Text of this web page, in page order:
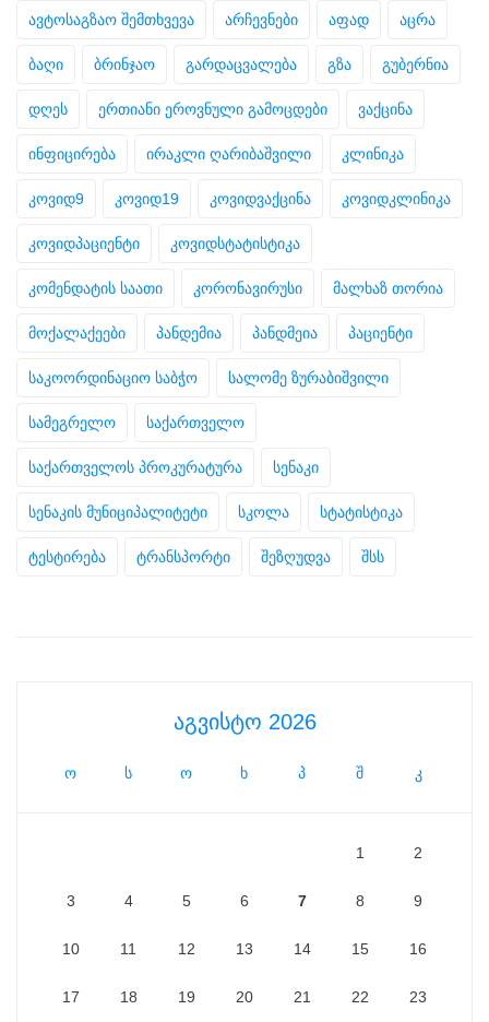
ავტოსაგზაო შემთხვევა არჩევნები აფად აცრა
ბაღი ბრინჯაო გარდაცვალება გზა გუბერნია
დღეს ერთიანი ეროვნული გამოცდები ვაქცინა
ინფიცირება ირაკლი ღარიბაშვილი კლინიკა
კოვიდ9 კოვიდ19 კოვიდვაქცინა კოვიდკლინიკა
კოვიდპაციენტი კოვიდსტატისტიკა
კომენდატის საათი კორონავირუსი მალხაზ თორია
მოქალაქეები პანდემია პანდმეია პაციენტი
საკოორდინაციო საბჭო სალომე ზურაბიშვილი
სამეგრელო საქართველო
საქართველოს პროკურატურა სენაკი
სენაკის მუნიციპალიტეტი სკოლა სტატისტიკა
ტესტირება ტრანსპორტი შეზღუდვა შსს
აგვისტო 2026
ო ს ო ხ პ შ კ
1 2
3 4 5 6 7 8 9
10 11 12 13 14 15 16
17 18 19 20 21 22 23